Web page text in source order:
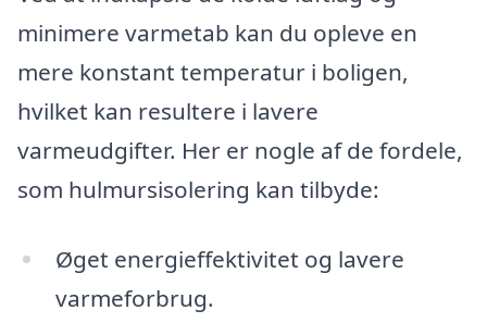
minimere varmetab kan du opleve en
mere konstant temperatur i boligen,
hvilket kan resultere i lavere
varmeudgifter. Her er nogle af de fordele,
som hulmursisolering kan tilbyde:
Øget energieffektivitet og lavere
varmeforbrug.